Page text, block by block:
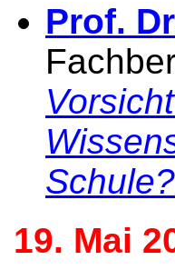
Prof.
Schule?
19. Mai